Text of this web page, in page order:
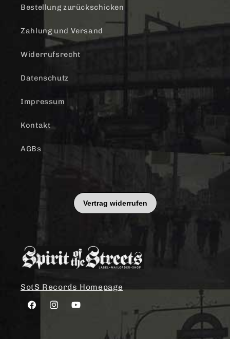
Bestellung zurückschicken
Zahlung und Versand
Widerrufsrecht
Datenschutz
Impressum
Kontakt
AGBs
SotS Records Homepage
FacebookInstagramYouTube